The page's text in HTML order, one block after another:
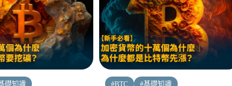
礎知識 #BTC #基礎知識